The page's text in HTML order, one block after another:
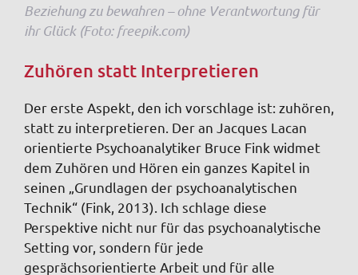
Beziehung zu bewahren – ohne Verantwortung für
ihr Glück (Foto: freepik.com)
Zuhören statt Interpretieren
Der erste Aspekt, den ich vorschlage ist: zuhören,
statt zu interpretieren. Der an Jacques Lacan
orientierte Psychoanalytiker Bruce Fink widmet
dem Zuhören und Hören ein ganzes Kapitel in
seinen „Grundlagen der psychoanalytischen
Technik“ (Fink, 2013). Ich schlage diese
Perspektive nicht nur für das psychoanalytische
Setting vor, sondern für jede
gesprächsorientierte Arbeit und für alle